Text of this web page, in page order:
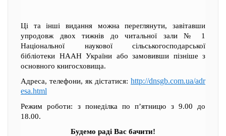
Ці та інші видання можна переглянути, завітавши
упродовж двох тижнів до читальної зали № 1
Національної наукової сільськогосподарської
бібліотеки НААН України або замовивши пізніше з
основного книгосховища.
Адреса, телефони, як дістатися: http://dnsgb.com.ua/adr
esa.html
Режим роботи: з понеділка по п’ятницю з 9.00 до
18.00.
Будемо раді Вас бачити!